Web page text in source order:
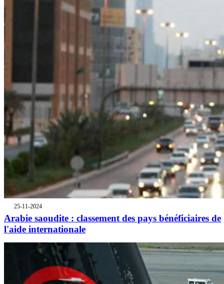
25-11-2024
Arabie saoudite : classement des pays bénéficiaires de
l'aide internationale